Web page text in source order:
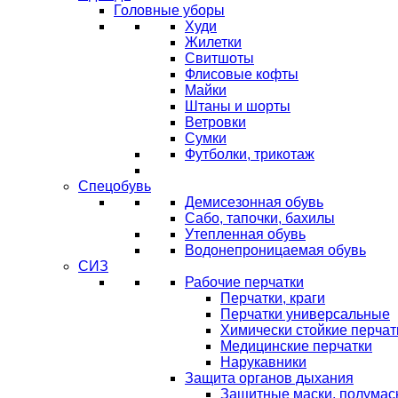
Головные уборы
Худи
Жилетки
Свитшоты
Флисовые кофты
Майки
Штаны и шорты
Ветровки
Сумки
Футболки, трикотаж
Спецобувь
Демисезонная обувь
Сабо, тапочки, бахилы
Утепленная обувь
Водонепроницаемая обувь
СИЗ
Рабочие перчатки
Перчатки, краги
Перчатки универсальные
Химически стойкие
Медицинские перчатки
Нарукавники
Защита органов дыхания
Защитные маски,